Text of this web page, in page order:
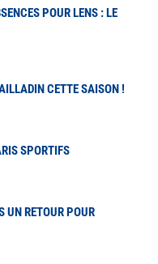
POUR LENS : LE
CETTE SAISON !
SPORTIFS
UN RETOUR POUR